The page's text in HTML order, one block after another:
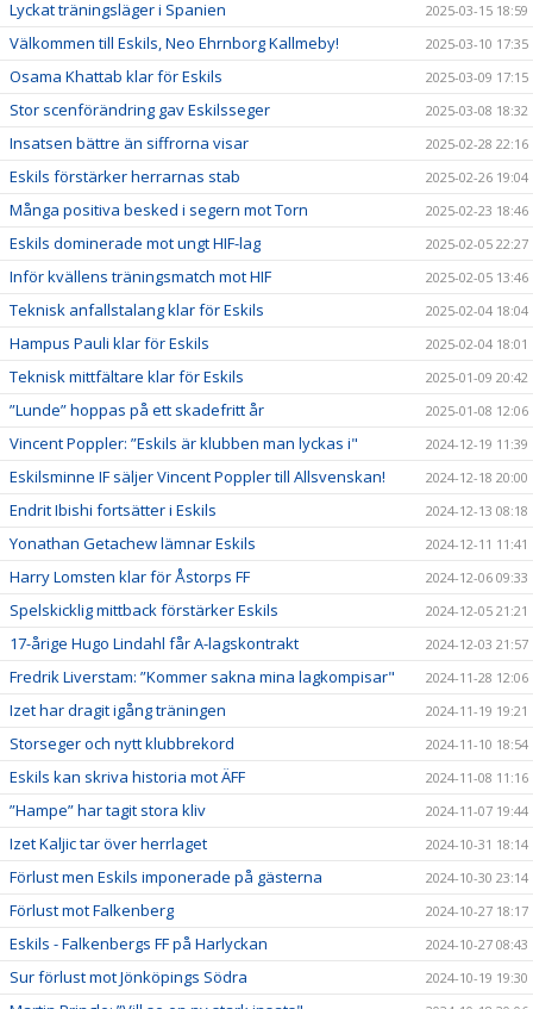
Lyckat träningsläger i Spanien 2025-03-15 18:59
Välkommen till Eskils, Neo Ehrnborg Kallmeby! 2025-03-10 17:35
Osama Khattab klar för Eskils 2025-03-09 17:15
Stor scenförändring gav Eskilsseger 2025-03-08 18:32
Insatsen bättre än siffrorna visar 2025-02-28 22:16
Eskils förstärker herrarnas stab 2025-02-26 19:04
Många positiva besked i segern mot Torn 2025-02-23 18:46
Eskils dominerade mot ungt HIF-lag 2025-02-05 22:27
Inför kvällens träningsmatch mot HIF 2025-02-05 13:46
Teknisk anfallstalang klar för Eskils 2025-02-04 18:04
Hampus Pauli klar för Eskils 2025-02-04 18:01
Teknisk mittfältare klar för Eskils 2025-01-09 20:42
”Lunde” hoppas på ett skadefritt år 2025-01-08 12:06
Vincent Poppler: ”Eskils är klubben man lyckas i" 2024-12-19 11:39
Eskilsminne IF säljer Vincent Poppler till Allsvenskan! 2024-12-18 20:00
Endrit Ibishi fortsätter i Eskils 2024-12-13 08:18
Yonathan Getachew lämnar Eskils 2024-12-11 11:41
Harry Lomsten klar för Åstorps FF 2024-12-06 09:33
Spelskicklig mittback förstärker Eskils 2024-12-05 21:21
17-årige Hugo Lindahl får A-lagskontrakt 2024-12-03 21:57
Fredrik Liverstam: ”Kommer sakna mina lagkompisar" 2024-11-28 12:06
Izet har dragit igång träningen 2024-11-19 19:21
Storseger och nytt klubbrekord 2024-11-10 18:54
Eskils kan skriva historia mot ÄFF 2024-11-08 11:16
”Hampe” har tagit stora kliv 2024-11-07 19:44
Izet Kaljic tar över herrlaget 2024-10-31 18:14
Förlust men Eskils imponerade på gästerna 2024-10-30 23:14
Förlust mot Falkenberg 2024-10-27 18:17
Eskils - Falkenbergs FF på Harlyckan 2024-10-27 08:43
Sur förlust mot Jönköpings Södra 2024-10-19 19:30